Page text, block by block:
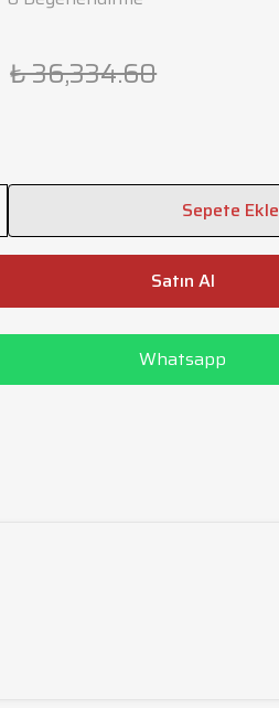
₺ 36,334.60
Sepete Ekle
Satın Al
Whatsapp